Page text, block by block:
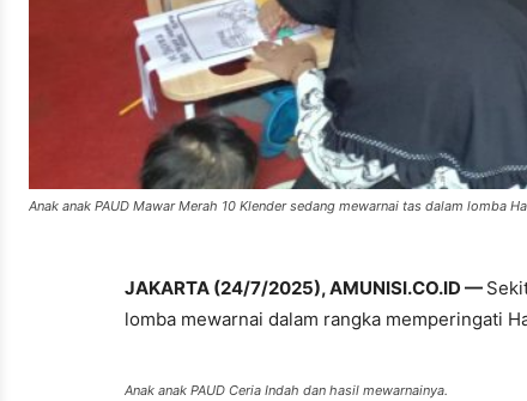
Anak anak PAUD Mawar Merah 10 Klender sedang mewarnai tas dalam lomba
JAKARTA (24/7/2025), AMUNISI.CO.ID —
lomba mewarnai dalam rangka memperingati
Anak anak PAUD Ceria Indah dan hasil mewarnainya.